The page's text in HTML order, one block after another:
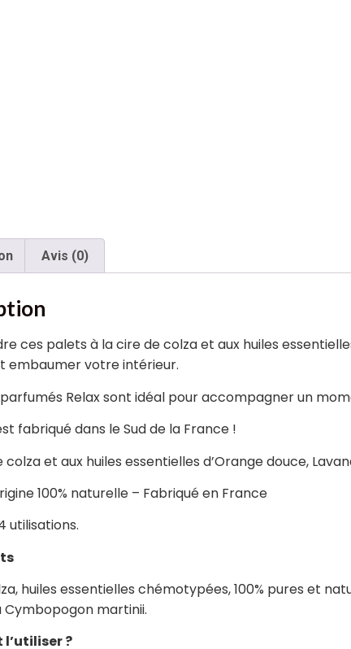
Avis (0)
ces palets à la cire de colza et aux huiles
embaumer votre intérieur.
Relax sont idéal pour accompagner un
fabriqué dans le Sud de la France !
colza et aux huiles essentielles d’Orange douce,
100% naturelle – Fabriqué en France
utilisations.
huiles essentielles chémotypées, 100% pures et
Cymbopogon martinii.
?